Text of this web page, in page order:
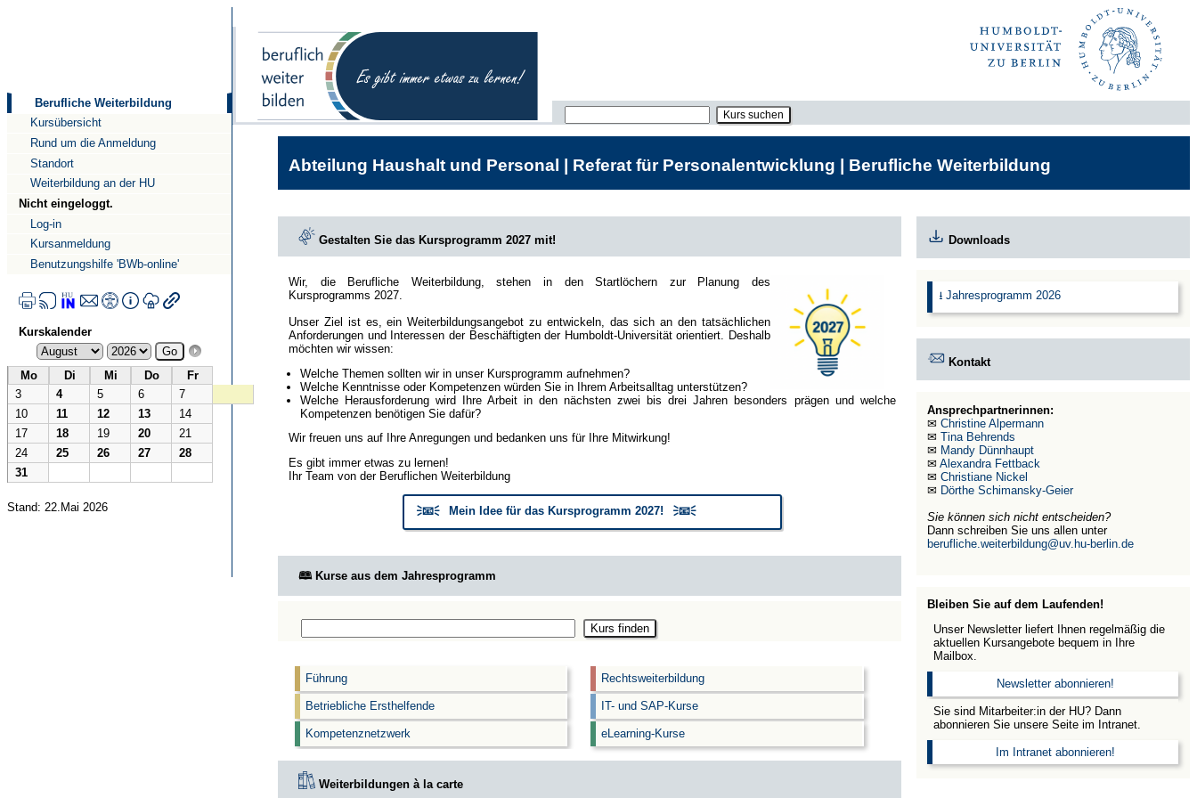
Berufliche Weiterbildung
Kursübersicht
Rund um die Anmeldung
Standort
Weiterbildung an der HU
Nicht eingeloggt.
Log-in
Kursanmeldung
Benutzungshilfe 'BWb-online'
Kurskalender
Mo Di Mi Do
Fr
3
4 5 6
7
10
11 12 13
14
17
18 19 20
21
24
25 26 27
28
31
Stand: 22.Mai 2026
Abteilung Haushalt und Personal | Referat für Personalentwicklung | Berufliche Weiterbildung
Gestalten Sie das Kursprogramm 2027 mit!
Wir, die Berufliche Weiterbildung, stehen in den Startlöchern zur Planung des
Kursprogramms 2027.
Unser Ziel ist es, ein Weiterbildungsangebot zu entwickeln, das sich an den tatsächlichen
Anforderungen und Interessen der Beschäftigten der Humboldt-Universität orientiert. Deshalb
möchten wir wissen:
Welche Themen sollten wir in unser Kursprogramm aufnehmen?
Welche Kenntnisse oder Kompetenzen würden Sie in Ihrem Arbeitsalltag unterstützen?
Welche Herausforderung wird Ihre Arbeit in den nächsten zwei bis drei Jahren besonders prägen und welche
Kompetenzen benötigen Sie dafür?
Wir freuen uns auf Ihre Anregungen und bedanken uns für Ihre Mitwirkung!
Es gibt immer etwas zu lernen!
Ihr Team von der Beruflichen Weiterbildung
🗦📧🗧 Mein Idee für das Kursprogramm 2027! 🗦📧🗧
🕮 Kurse aus dem Jahresprogramm
Führung
Betriebliche Ersthelfende
Kompetenznetzwerk
Rechtsweiterbildung
IT- und SAP-Kurse
eLearning-Kurse
Weiterbildungen à la carte
Downloads
⭳ Jahresprogramm 2026
Kontakt
Ansprechpartnerinnen:
✉Christine Alpermann
✉Tina Behrends
✉ Mandy Dünnhaupt
✉Alexandra Fettback
✉Christiane Nickel
✉ Dörthe Schimansky-Geier
Sie können sich nicht entscheiden?
Dann schreiben Sie uns allen unter
berufliche.weiterbildung@uv.hu-berlin.de
Bleiben Sie auf dem Laufenden!
Unser Newsletter liefert Ihnen regelmäßig die
aktuellen Kursangebote bequem in Ihre
Mailbox.
Newsletter abonnieren!
Sie sind Mitarbeiter:in der HU? Dann
abonnieren Sie unsere Seite im Intranet.
Im Intranet abonnieren!